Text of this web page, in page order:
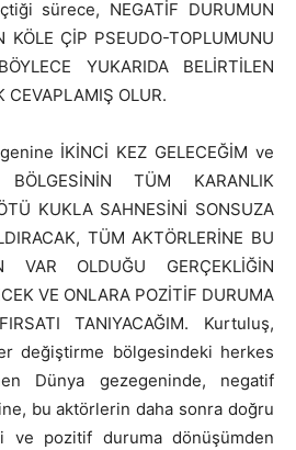
sürece, NEGATİF DURUMUN
KÖLE ÇİP PSEUDO-TOPLUMUNU
YUKARIDA BELİRTİLEN
CEVAPLAMIŞ OLUR.
İKİNCİ KEZ GELECEĞİM ve
BÖLGESİNİN TÜM KARANLIK
KUKLA SAHNESİNİ SONSUZA
TÜM AKTÖRLERİNE BU
VAR OLDUĞU GERÇEKLİĞİN
VE ONLARA POZİTİF DURUMA
TANIYACAĞIM. Kurtuluş,
değiştirme bölgesindeki herkes
Dünya gezegeninde, negatif
bu aktörlerin daha sonra doğru
ve pozitif duruma dönüşümden